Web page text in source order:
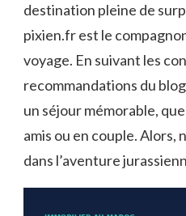
destination pleine de
pixien.fr est le
voyage. En suivant les
recommandations du
un séjour mémorable,
amis ou en couple. Alors,
dans l’aventure